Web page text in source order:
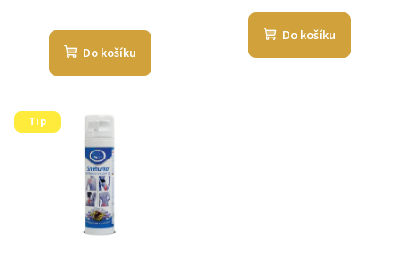
Do košíku
Do košíku
Tip